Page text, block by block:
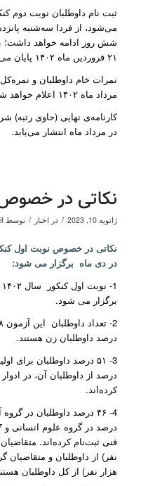
می‌شود، از فردا سه‌شنبه
شش روز ادامه خواهد داشت؛
۲۱ فروردین ماه ۱۴۰۲ پایان می‌پذیرد.
نمرات خام داوطلبان و
مرداد ماه ۱۴۰۲ اعلام خواهد شد.
در مرداد ماه انتشار می‌یابد.
نکاتی در
ژانویه 10, 2023 / در اخبار / توسط
در دی ماه برگزار می شود:
برگزار می شود.
درصد داوطلبان زن هستند.
درصد از داوطلبان آن، در
کرده‌اند.
هزار نفر) از کل داوطلبان